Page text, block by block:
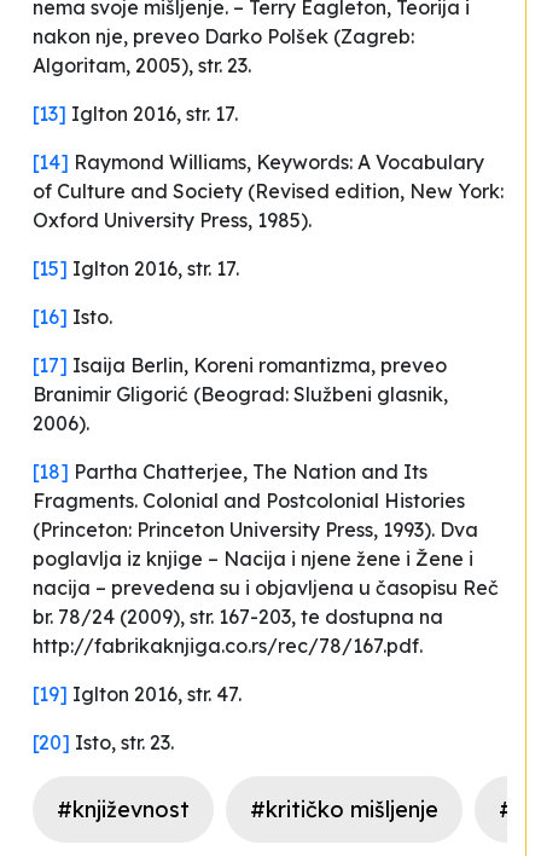
nema svoje mišljenje. – Terry Eagleton, Teorija i
nakon nje, preveo Darko Polšek (Zagreb:
Algoritam, 2005), str. 23.
[13] Iglton 2016, str. 17.
[14] Raymond Williams, Keywords: A Vocabulary
of Culture and Society (Revised edition, New York:
Oxford University Press, 1985).
[15] Iglton 2016, str. 17.
[16] Isto.
[17] Isaija Berlin, Koreni romantizma, preveo
Branimir Gligorić (Beograd: Službeni glasnik,
2006).
[18] Partha Chatterjee, The Nation and Its
Fragments. Colonial and Postcolonial Histories
(Princeton: Princeton University Press, 1993). Dva
poglavlja iz knjige – Nacija i njene žene i Žene i
nacija – prevedena su i objavljena u časopisu Reč
br. 78/24 (2009), str. 167-203, te dostupna na
http://fabrikaknjiga.co.rs/rec/78/167.pdf.
[19] Iglton 2016, str. 47.
[20] Isto, str. 23.
#književnost #kritičko mišljenje